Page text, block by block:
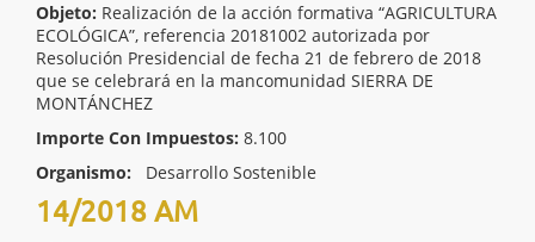
Objeto: Realización de la acción formativa “AGRICULTURA
ECOLÓGICA”, referencia 20181002 autorizada por
Resolución Presidencial de fecha 21 de febrero de 2018
que se celebrará en la mancomunidad SIERRA DE
MONTÁNCHEZ
Importe Con Impuestos: 8.100
Organismo:
Desarrollo Sostenible
14/2018 AM